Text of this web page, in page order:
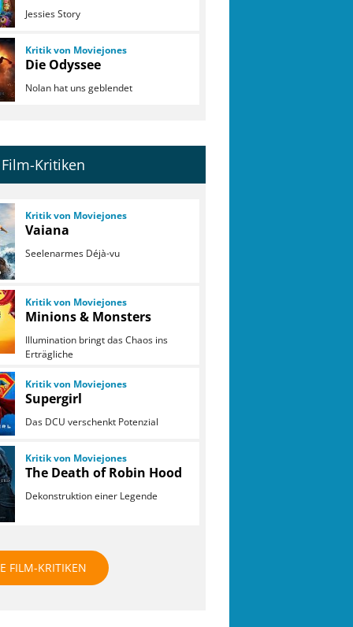
Jessies Story
Kritik von Moviejones
Die Odyssee
Nolan hat uns geblendet
Kritiken
Kritik von Moviejones
Vaiana
Seelenarmes Déjà-vu
Kritik von Moviejones
Minions & Monsters
Illumination bringt das Chaos ins
Erträgliche
Kritik von Moviejones
Supergirl
Das DCU verschenkt Potenzial
Kritik von Moviejones
The Death of Robin Hood
Dekonstruktion einer Legende
FILM-KRITIKEN